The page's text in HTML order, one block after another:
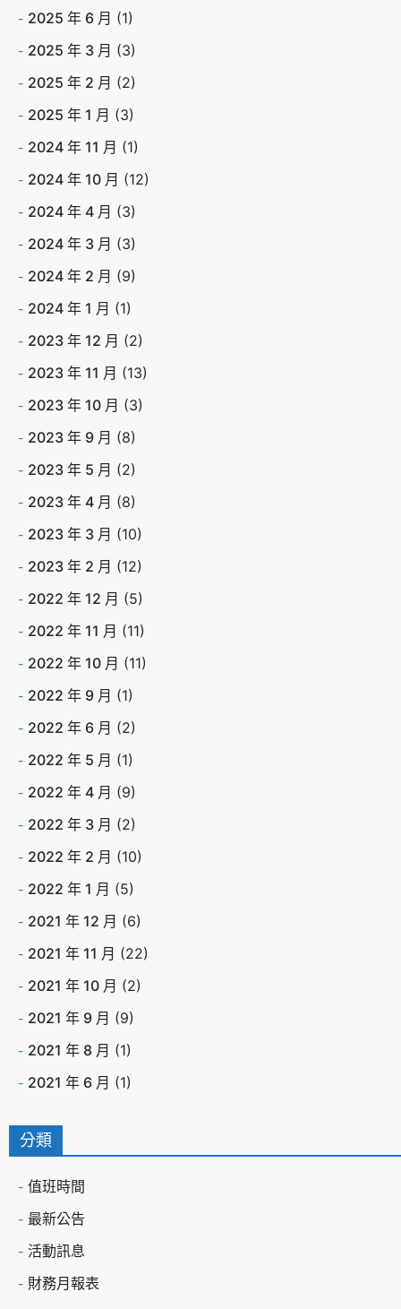
2025 年 6 月 (1)
2025 年 3 月 (3)
2025 年 2 月 (2)
2025 年 1 月 (3)
2024 年 11 月 (1)
2024 年 10 月 (12)
2024 年 4 月 (3)
2024 年 3 月 (3)
2024 年 2 月 (9)
2024 年 1 月 (1)
2023 年 12 月 (2)
2023 年 11 月 (13)
2023 年 10 月 (3)
2023 年 9 月 (8)
2023 年 5 月 (2)
2023 年 4 月 (8)
2023 年 3 月 (10)
2023 年 2 月 (12)
2022 年 12 月 (5)
2022 年 11 月 (11)
2022 年 10 月 (11)
2022 年 9 月 (1)
2022 年 6 月 (2)
2022 年 5 月 (1)
2022 年 4 月 (9)
2022 年 3 月 (2)
2022 年 2 月 (10)
2022 年 1 月 (5)
2021 年 12 月 (6)
2021 年 11 月 (22)
2021 年 10 月 (2)
2021 年 9 月 (9)
2021 年 8 月 (1)
2021 年 6 月 (1)
分類
值班時間
最新公告
活動訊息
財務月報表